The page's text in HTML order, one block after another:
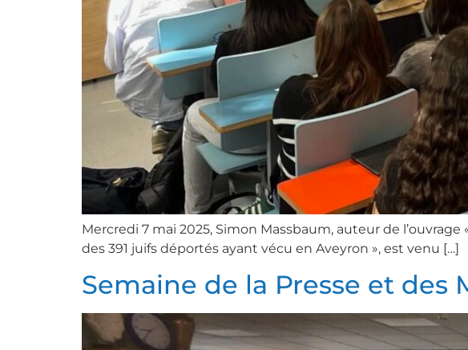
Mercredi 7 mai 2025, Simon Massbaum, auteur de
des 391 juifs déportés ayant vécu en Aveyron », est venu […]
Semaine de la Presse et des